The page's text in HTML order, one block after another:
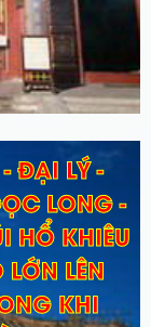
ĐẠI LÝ -
LONG -
HỔ KHIÊU
LỚN LÊN
KHI